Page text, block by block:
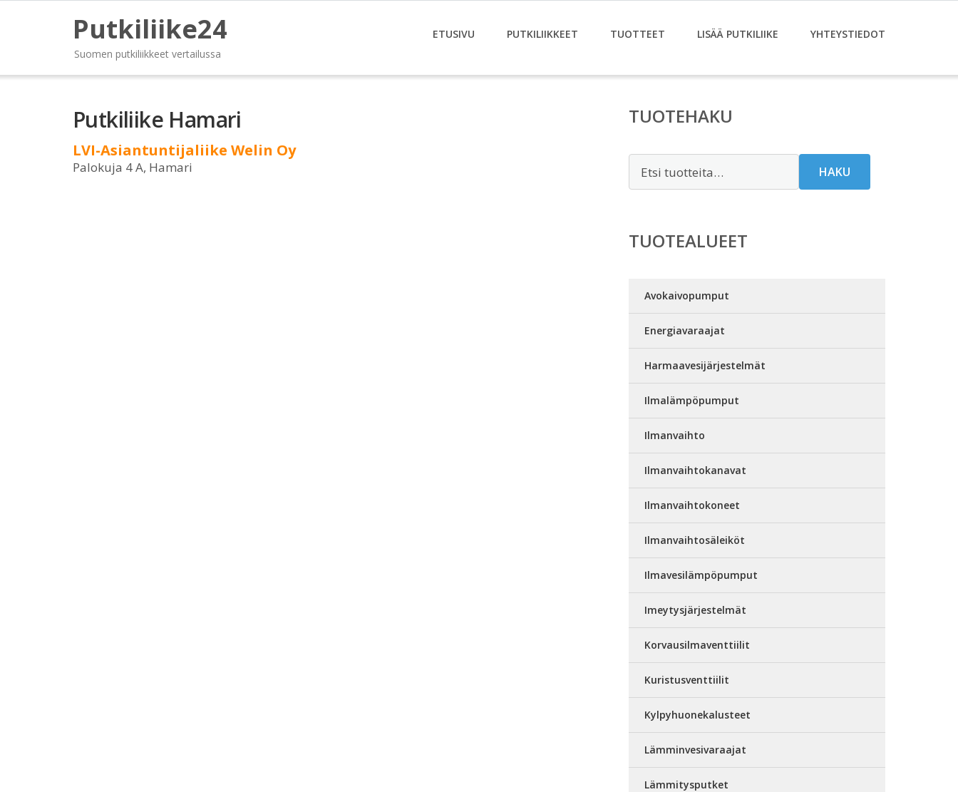
Putkiliike24
Suomen putkiliikkeet vertailussa
ETUSIVU PUTKILIIKKEET TUOTTEET LISÄÄ PUTKILIIKE YHTEYSTIEDOT
Putkiliike Hamari
LVI-Asiantuntijaliike Welin Oy
Palokuja 4 A, Hamari
TUOTEHAKU
HAKU
TUOTEALUEET
Avokaivopumput
Energiavaraajat
Harmaavesijärjestelmät
Ilmalämpöpumput
Ilmanvaihto
Ilmanvaihtokanavat
Ilmanvaihtokoneet
Ilmanvaihtosäleiköt
Ilmavesilämpöpumput
Imeytysjärjestelmät
Korvausilmaventtiilit
Kuristusventtiilit
Kylpyhuonekalusteet
Lämminvesivaraajat
Lämmitysputket